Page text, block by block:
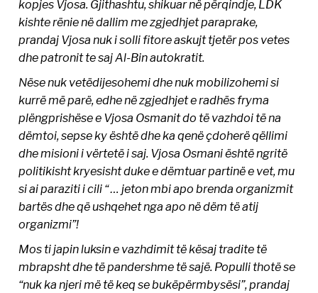
kopjes Vjosa. Gjithashtu, shikuar në përqindje, LDK
kishte rënie në dallim me zgjedhjet paraprake,
prandaj Vjosa nuk i solli fitore askujt tjetër pos vetes
dhe patronit te saj Al-Bin autokratit.
Nëse nuk vetëdijesohemi dhe nuk mobilizohemi si
kurrë më parë, edhe në zgjedhjet e radhës fryma
plëngprishëse e Vjosa Osmanit do të vazhdoi të na
dëmtoi, sepse ky është dhe ka qenë çdoherë qëllimi
dhe misioni i vërtetë i saj. Vjosa Osmani është ngritë
politikisht kryesisht duke e dëmtuar partinë e vet, mu
si ai paraziti i cili “ … jeton mbi apo brenda organizmit
bartës dhe që ushqehet nga apo në dëm të atij
organizmi”!
Mos ti japin luksin e vazhdimit të kësaj tradite të
mbrapsht dhe të pandershme të sajë. Populli thotë se
“nuk ka njeri më të keq se bukëpërmbysësi”, prandaj